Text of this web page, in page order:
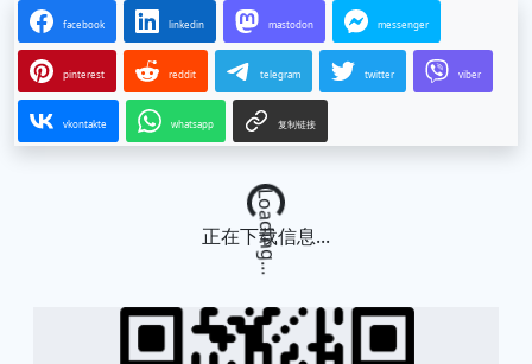
facebook linkedin mastodon messenger
pinterest reddit telegram twitter viber
vkontakte whatsapp 复制链接
Loading...
正在下载信息...